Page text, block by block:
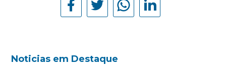
Noticias em Destaque